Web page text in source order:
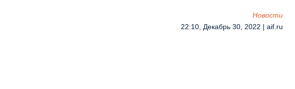
Новости
22:10, Декабрь 30, 2022 | aif.ru